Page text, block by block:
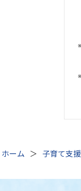
ホーム 子育て支